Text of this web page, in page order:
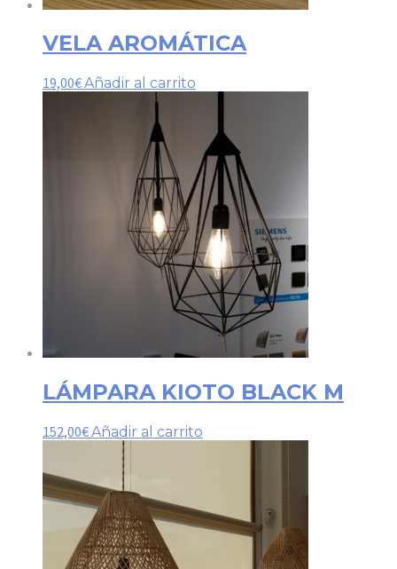
VELA AROMÁTICA
19,00€Añadir al carrito
LÁMPARA KIOTO BLACK M
152,00€Añadir al carrito